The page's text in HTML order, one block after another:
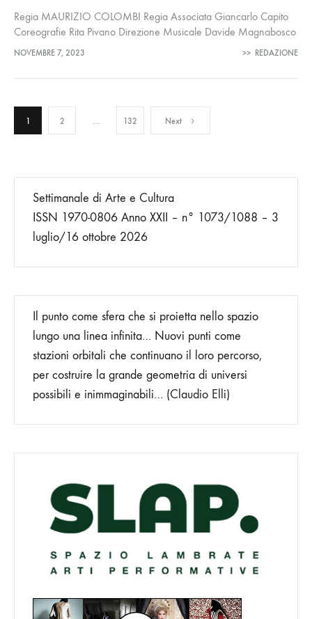
Regia MAURIZIO COLOMBI Regia Associata Giancarlo Capito
Coreografie Rita Pivano Direzione Musicale Davide Magnabosco
Direzione Cori Alberto Schirò SI CERCANO: Elvis Primo Periodo:
NOVEMBRE 7, 2023 >> REDAZIONE
Paginazione
degli
articoli
1 2 … 132 Next
Settimanale di Arte e Cultura
ISSN 1970-0806 Anno XXII – n° 1073/1088 – 3
luglio/16 ottobre 2026
Il punto come sfera che si proietta nello spazio
lungo una linea infinita… Nuovi punti come
stazioni orbitali che continuano il loro percorso,
per costruire la grande geometria di universi
possibili e inimmaginabili… (Claudio Elli)